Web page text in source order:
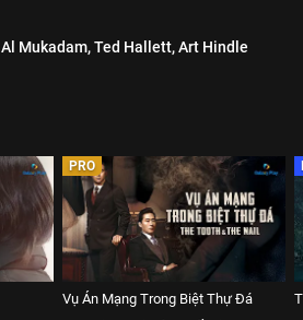
Al Mukadam,Ted Hallett,Art Hindle
PRO
Vụ Án Mạng Trong Biệt Thự Đá